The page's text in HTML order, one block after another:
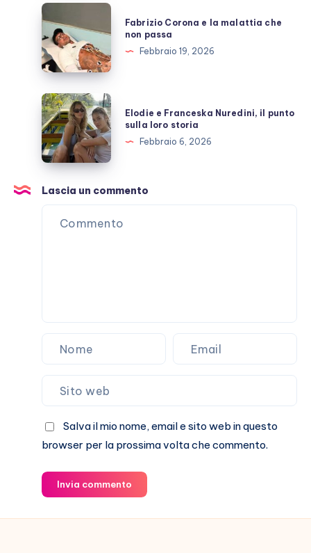
con
Stefano
De
Martino
Fabrizio
Corona
e
la
malattia
che
non
passa
Fabrizio Corona e la malattia che
non passa
Febbraio 19, 2026
Elodie
e
Franceska
Nuredini,
punto
sulla
Elodie e Franceska Nuredini, il punto
sulla loro storia
Febbraio 6, 2026
Lascia un commento
Salva il mio nome, email e sito web in questo
browser per la prossima volta che commento.
Invia commento